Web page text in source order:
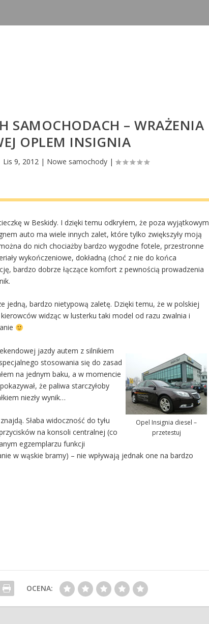
SAMOCHODACH – WRAŻENIA
OPLEM INSIGNIA
Lis 9, 2012 | Nowe samochody |
w Beskidy. I dzięki temu odkryłem, że poza wyjątkowym
auto ma wiele innych zalet, które tylko zwiększyły moją
do nich chociażby bardzo wygodne fotele, przestronne
wykończeniowe, dokładną (choć z nie do końca
bardzo dobrze łączące komfort z pewnością prowadzenia
jedną, bardzo nietypową zaletę. Dzięki temu, że w polskiej
widząc w lusterku taki model od razu zwalnia i
Opel Insignia diesel –
przetestuj
jazdy autem z silnikiem
stosowania się do zasad
na jednym baku, a w momencie
że paliwa starczyłoby
niezły wynik…
Słaba widoczność do tyłu
na konsoli centralnej (co
egzemplarzu funkcji
w wąskie bramy) – nie wpływają jednak one na bardzo
OCENA: